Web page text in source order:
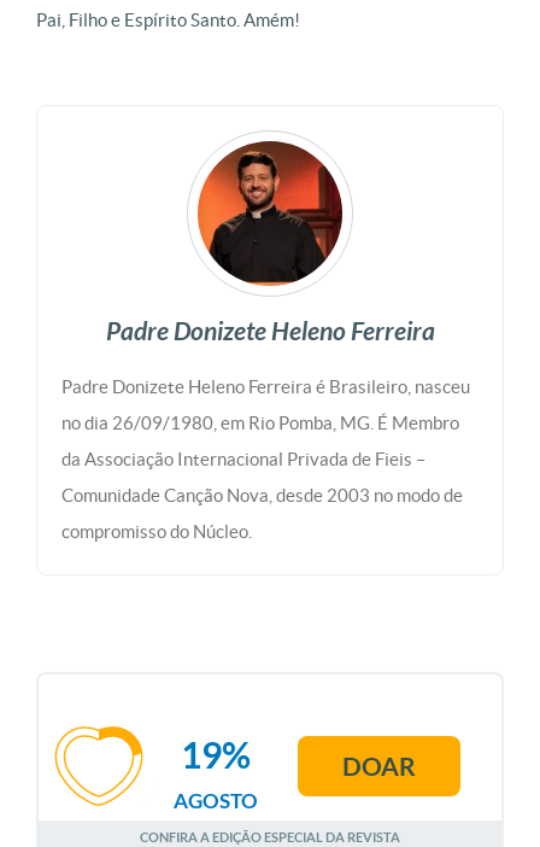
Pai, Filho e Espírito Santo. Amém!
Padre Donizete Heleno Ferreira
Padre Donizete Heleno Ferreira é Brasileiro, nasceu
no dia 26/09/1980, em Rio Pomba, MG. É Membro
da Associação Internacional Privada de Fieis –
Comunidade Canção Nova, desde 2003 no modo de
compromisso do Núcleo.
AGOSTO
19% DOAR
CONFIRA A EDIÇÃO ESPECIAL DA REVISTA